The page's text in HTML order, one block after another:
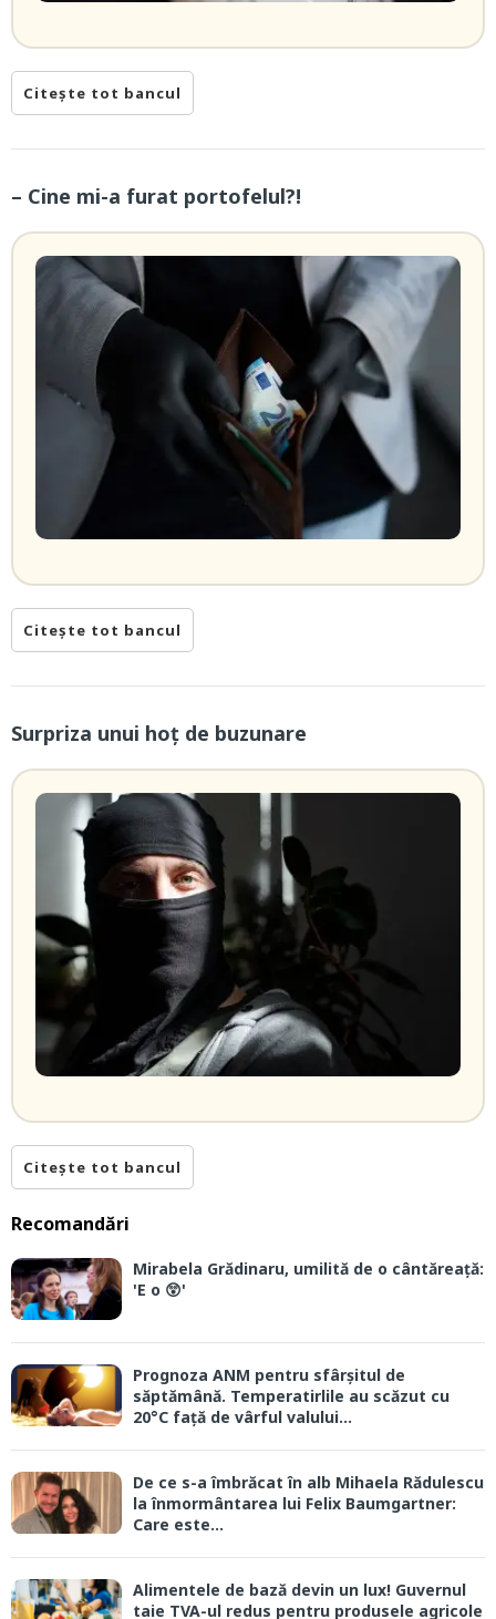
Citește tot bancul
– Cine mi-a furat portofelul?!
Citește tot bancul
Surpriza unui hoţ de buzunare
Citește tot bancul
Recomandări
Mirabela Grădinaru, umilită de o cântăreață:
'E o 😲'
Prognoza ANM pentru sfârșitul de
săptămână. Temperatirlile au scăzut cu
20°C față de vârful valului...
De ce s-a îmbrăcat în alb Mihaela Rădulescu
la înmormântarea lui Felix Baumgartner:
Care este...
Alimentele de bază devin un lux! Guvernul
taie TVA-ul redus pentru produsele agricole